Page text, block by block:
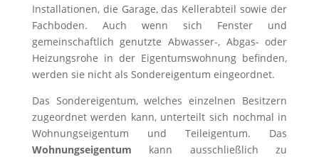
Installationen, die Garage, das Kellerabteil sowie der
Fachboden. Auch wenn sich Fenster und
gemeinschaftlich genutzte Abwasser-, Abgas- oder
Heizungsrohe in der Eigentumswohnung befinden,
werden sie nicht als Sondereigentum eingeordnet.
Das Sondereigentum, welches einzelnen Besitzern
zugeordnet werden kann, unterteilt sich nochmal in
Wohnungseigentum und Teileigentum. Das
Wohnungseigentum kann ausschließlich zu